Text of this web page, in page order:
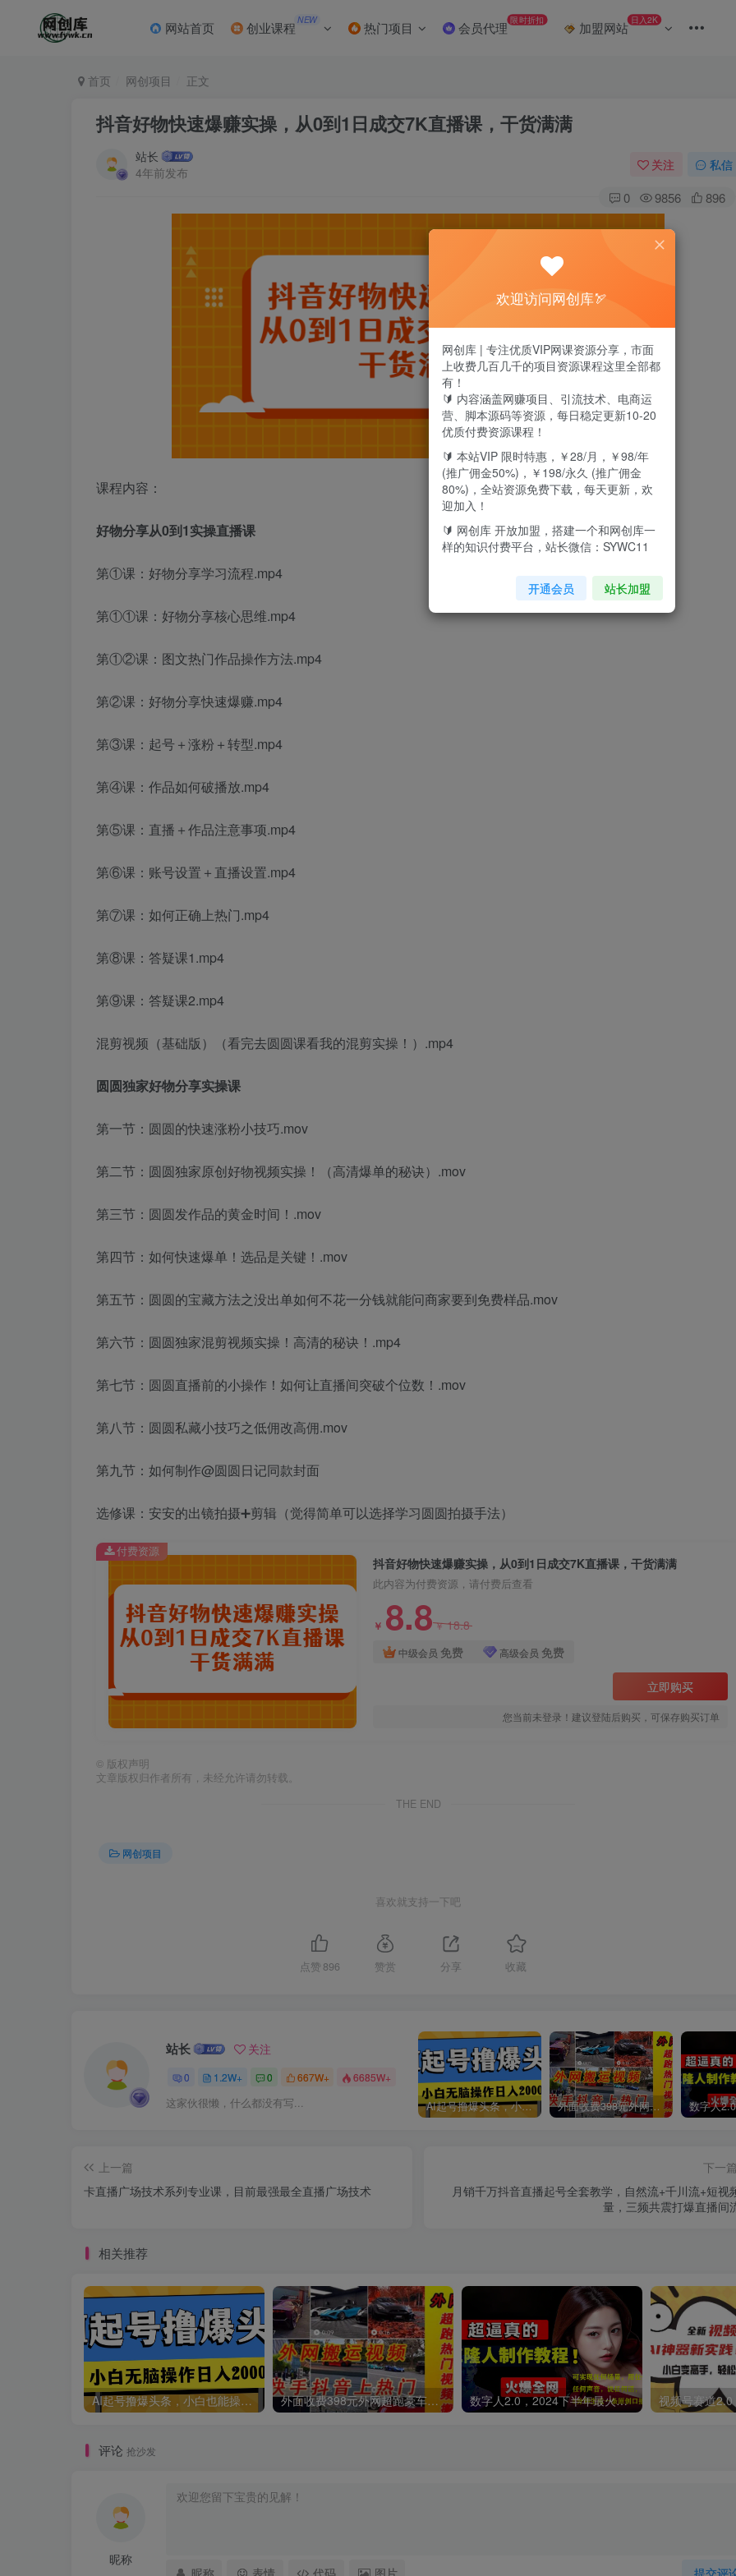
网站首页 创业课程 NEW 热门项目 会员代理 限时折扣 加盟网站 日入2K
首页 网创项目 正文
抖音好物快速爆赚实操，从0到1日成交7K直播课，干货满满
站长
4年前发布
关注 私信
0 9856 896
课程内容：
好物分享从0到1实操直播课
第①课：好物分享学习流程.mp4
第①①课：好物分享核心思维.mp4
第①②课：图文热门作品操作方法.mp4
第②课：好物分享快速爆赚.mp4
第③课：起号＋涨粉＋转型.mp4
第④课：作品如何破播放.mp4
第⑤课：直播＋作品注意事项.mp4
第⑥课：账号设置＋直播设置.mp4
第⑦课：如何正确上热门.mp4
第⑧课：答疑课1.mp4
第⑨课：答疑课2.mp4
混剪视频（基础版）（看完去圆圆课看我的混剪实操！）.mp4
圆圆独家好物分享实操课
第一节：圆圆的快速涨粉小技巧.mov
第二节：圆圆独家原创好物视频实操！（高清爆单的秘诀）.mov
第三节：圆圆发作品的黄金时间！.mov
第四节：如何快速爆单！选品是关键！.mov
第五节：圆圆的宝藏方法之没出单如何不花一分钱就能问商家要到免费样品.mov
第六节：圆圆独家混剪视频实操！高清的秘诀！.mp4
第七节：圆圆直播前的小操作！如何让直播间突破个位数！.mov
第八节：圆圆私藏小技巧之低佣改高佣.mov
第九节：如何制作@圆圆日记同款封面
选修课：安安的出镜拍摄➕剪辑（觉得简单可以选择学习圆圆拍摄手法）
抖音好物快速爆赚实操，从0到1日成交7K直播课，干货满满
此内容为付费资源，请付费后查看
￥ 8.8￥18.8
中级会员 免费 高级会员 免费
立即购买
您当前未登录！建议登陆后购买，可保存购买订单
付费资源
© 版权声明
文章版权归作者所有，未经允许请勿转载。
THE END
网创项目
喜欢就支持一下吧
点赞 896 赞赏 分享 收藏
站长 关注
0 1.2W+ 0 667W+ 6685W+
这家伙很懒，什么都没有写... AI起号撸爆头条，小白也能操作，日入2000+ 外面收费398元外网超跑豪车汽车视频搬运至快手抖音上热门项目
上一篇
卡直播广场技术系列专业课，目前最强最全直播广场技术
下一
月销千万抖音直播起号全套教学，自然流+千川流+短视
量，三频共震打爆直播间
相关推荐
AI起号撸爆头条，小白也能操作，日入2000+ 外面收费398元外网超跑豪车汽车视频搬运至快手抖音上热门项目 数字人2.0，2024下半年最火项目，无限免费生成视频，可实现任何场景，用任何形象，任何声音，说任何话，5分钟生成一条原创口播视频。
评论 抢沙发
昵称
提交评
昵称 表情 代码 图片
欢迎访问网创库🏹
网创库 | 专注优质VIP网课资源分享，市面
上收费几百几千的项目资源课程这里全部都
有！
🔰 内容涵盖网赚项目、引流技术、电商运
营、脚本源码等资源，每日稳定更新10-20
优质付费资源课程！
🔰 本站VIP 限时特惠，￥28/月，￥98/年
(推广佣金50%)，￥198/永久 (推广佣金
80%)，全站资源免费下载，每天更新，欢
迎加入！
🔰 网创库 开放加盟，搭建一个和网创库一
样的知识付费平台，站长微信：SYWC11
开通会员 站长加盟